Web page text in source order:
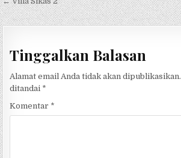
Tinggalkan Balasan
Alamat email Anda tidak akan dipublikasikan.
ditandai *
Komentar *